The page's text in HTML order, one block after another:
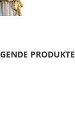
PRODUKTE